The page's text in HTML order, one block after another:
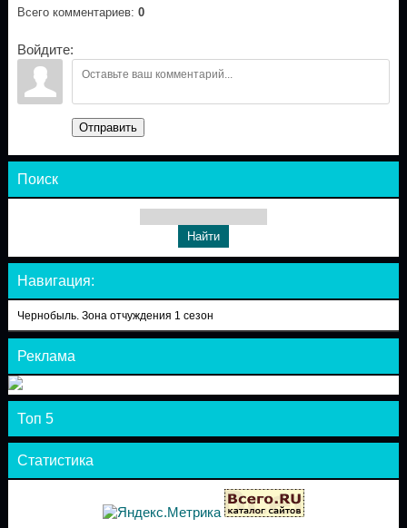
Всего комментариев: 0
Войдите:
Отправить
Поиск
Навигация:
Чернобыль. Зона отчуждения 1 сезон
Реклама
Топ 5
Статистика